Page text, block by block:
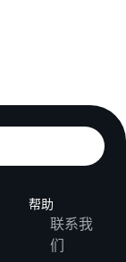
帮助
联系我
们